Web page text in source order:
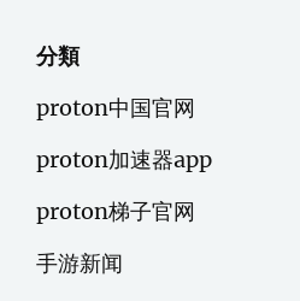
分類
proton中国官网
proton加速器app
proton梯子官网
手游新闻